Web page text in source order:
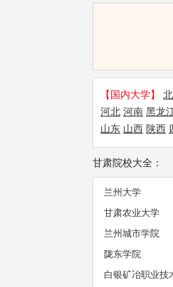
【国内大学】
河北 河南 黑龙
山东 山西 陕西
甘肃院校大全：
兰州大学
甘肃农业大学
兰州城市学院
陇东学院
白银矿冶职业技